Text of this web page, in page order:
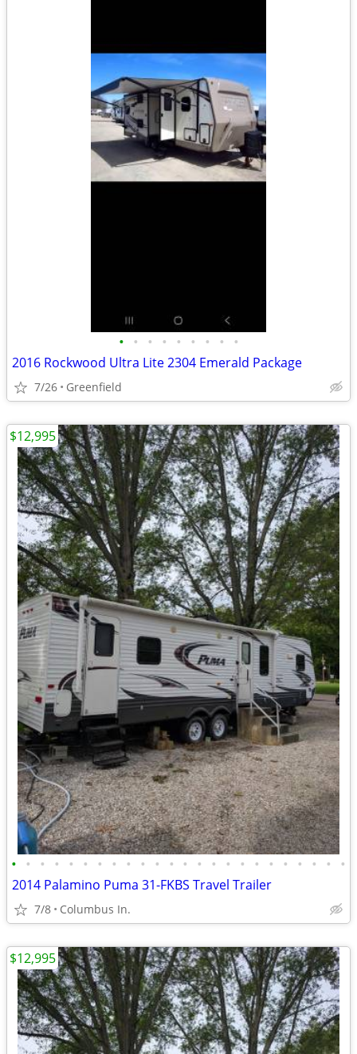
• • • • • • • • •
2016 Rockwood Ultra Lite 2304 Emerald Package
7/26 Greenfield
• • • • • • • • • • • • • • • • • • • • • • • •
2014 Palamino Puma 31-FKBS Travel Trailer
7/8 Columbus In.
$12,995
$12,995